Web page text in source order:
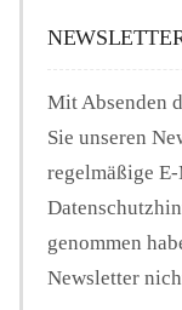
Mit Absenden
Sie unseren
regelmäßige
genommen
Newsletter